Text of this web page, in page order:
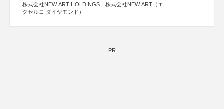
株式会社NEW ART HOLDINGS、株式会社NEW ART（エ
クセルコ ダイヤモンド）
PR